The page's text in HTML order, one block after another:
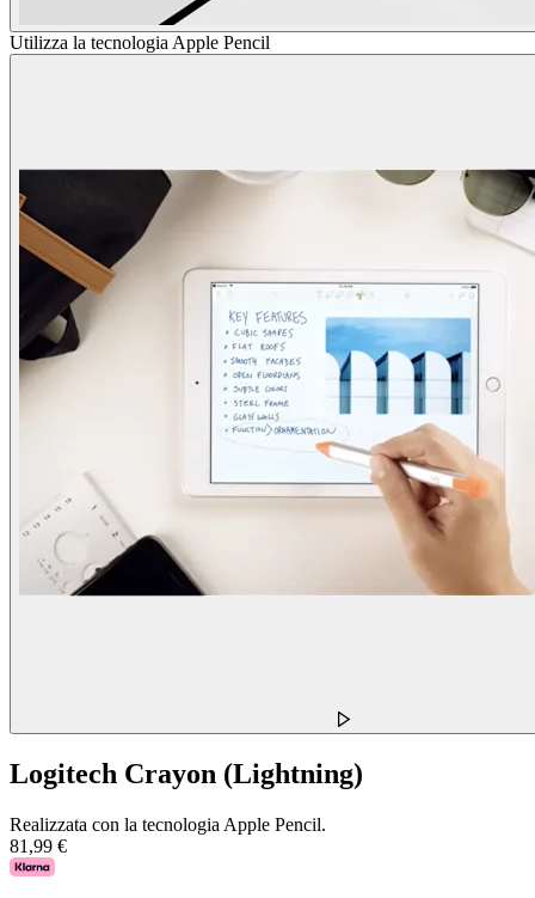
Utilizza la tecnologia Apple Pencil
Logitech Crayon (Lightning)
Realizzata con la tecnologia Apple Pencil.
81,99 €